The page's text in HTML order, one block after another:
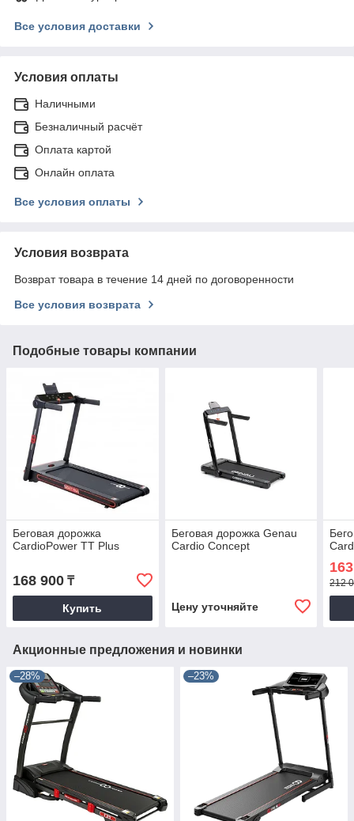
Все условия доставки
Условия оплаты
Наличными
Безналичный расчёт
Оплата картой
Онлайн оплата
Все условия оплаты
Условия возврата
Возврат товара в течение 14 дней по договоренности
Все условия возврата
Подобные товары компании
Беговая дорожка
CardioPower TT Plus
168 900 ₸
Купить
Беговая дорожка Genau
Cardio Concept
Цену уточняйте
212
Акционные предложения и новинки
–28% –23%